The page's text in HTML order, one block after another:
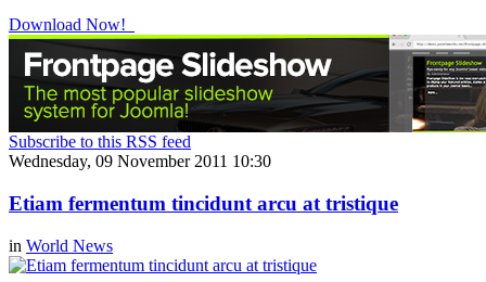
Download Now!
Subscribe to this RSS feed
Wednesday, 09 November 2011 10:30
Etiam fermentum tincidunt arcu at tristique
in World News